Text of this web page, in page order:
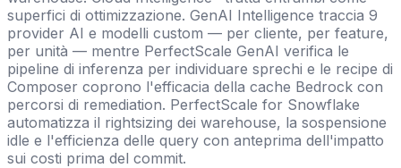
superfici di ottimizzazione. GenAI Intelligence traccia 9
provider AI e modelli custom — per cliente, per feature,
per unità — mentre PerfectScale GenAI verifica le
pipeline di inferenza per individuare sprechi e le recipe di
Composer coprono l'efficacia della cache Bedrock con
percorsi di remediation. PerfectScale for Snowflake
automatizza il rightsizing dei warehouse, la sospensione
idle e l'efficienza delle query con anteprima dell'impatto
sui costi prima del commit.